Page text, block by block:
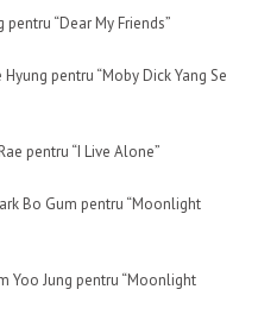
“Dear My Friends”
pentru “Moby Dick Yang Se
pentru “I Live Alone”
Bo Gum pentru “Moonlight
Yoo Jung pentru “Moonlight